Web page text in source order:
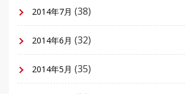
2014年7月 (38)
2014年6月 (32)
2014年5月 (35)